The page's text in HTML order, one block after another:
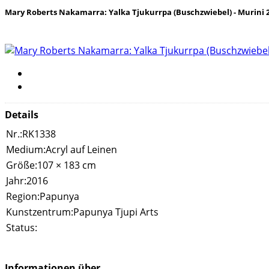
Mary Roberts Nakamarra: Yalka Tjukurrpa (Buschzwiebel) - Murini
Details
Nr.:RK1338
Medium:Acryl auf Leinen
Größe:107 × 183 cm
Jahr:2016
Region:Papunya
Kunstzentrum:Papunya Tjupi Arts
Status: